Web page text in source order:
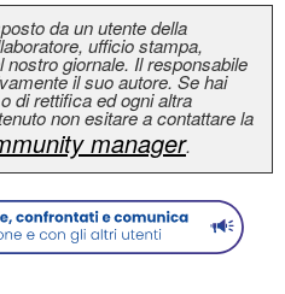
da un utente della
ufficio stampa,
giornale. Il responsabile
il suo autore. Se hai
di rettifica ed ogni altra
non esitare a contattare la
manager.